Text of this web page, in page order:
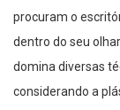
procuram o
dentro do seu
domina diversas
considerando a